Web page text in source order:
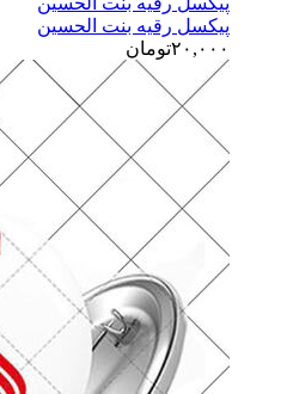
پیکسل رقیه بنت الحسین
۲۰,۰۰۰تومان